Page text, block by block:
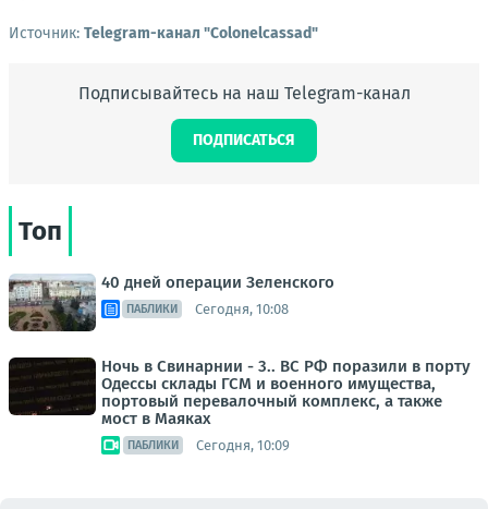
Источник: Telegram-канал "Colonelcassad"
Подписывайтесь на наш Telegram-канал
ПОДПИСАТЬСЯ
Топ
40 дней операции Зеленского
ПАБЛИКИ Сегодня, 10:08
Ночь в Свинарнии - 3.. ВС РФ поразили в порту
Одессы склады ГСМ и военного имущества,
портовый перевалочный комплекс, а также
мост в Маяках
ПАБЛИКИ Сегодня, 10:09